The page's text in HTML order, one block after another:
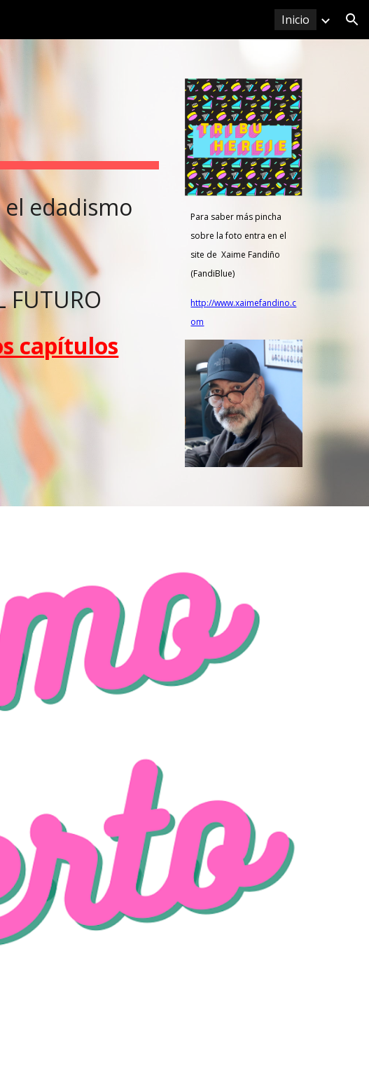
Inicio
edadismo
FUTURO
capítulos
Para saber más pincha
sobre la foto entra en el
site de Xaime Fandiño
(FandiBlue)
http://www.xaimefandino.c
om